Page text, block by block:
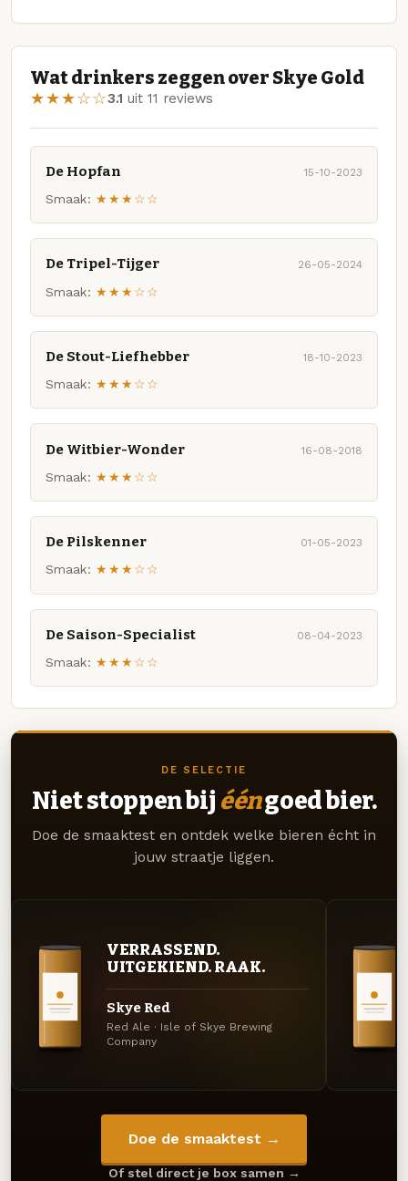
Wat drinkers zeggen over Skye Gold
★★★☆☆3.1 uit 11 reviews
De Hopfan 15-10-2023
Smaak: ★★★☆☆
De Tripel-Tijger 26-05-2024
Smaak: ★★★☆☆
De Stout-Liefhebber 18-10-2023
Smaak: ★★★☆☆
De Witbier-Wonder 16-08-2018
Smaak: ★★★☆☆
De Pilskenner 01-05-2023
Smaak: ★★★☆☆
De Saison-Specialist 08-04-2023
Smaak: ★★★☆☆
DE SELECTIE
Niet stoppen bij ééngoed bier.
Doe de smaaktest en ontdek welke bieren écht in
jouw straatje liggen.
VERRASSEND.
UITGEKIEND. RAAK.
Skye Red
Red Ale · Isle of Skye Brewing
Company
Doe de smaaktest →
Of stel direct je box samen →